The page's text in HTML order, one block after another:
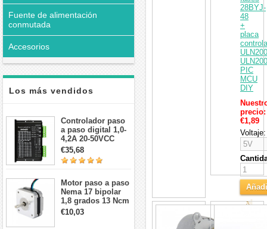
Fuente de alimentación
conmutada
Accesorios
Los más vendidos
Controlador paso
a paso digital 1,0-
4,2A 20-50VCC
para motor paso a
paso Nema 17, 23,
24
€35,68
Motor paso a paso
Nema 17 bipolar
1,8 grados 13 Ncm
1A 3,5 V
42x42x20mm 4
€10,03
28BYJ-
48
+
placa
PIC
MCU
DIY
precio:
€1,89
Voltaje:
al